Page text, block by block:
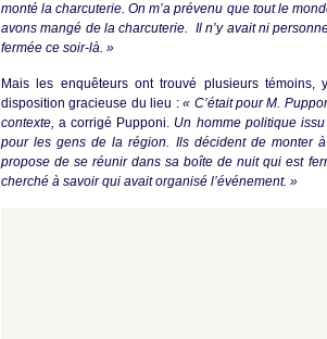
monté la charcuterie. On m’a prévenu que tout le
avons mangé de la charcuterie. Il n’y avait ni
fermée ce soir-là. »
Mais les enquêteurs ont trouvé plusieurs
disposition gracieuse du lieu :« C’était pour M.
contexte, a corrigé Pupponi. Un homme politique
pour les gens de la région. Ils décident de monter
propose de se réunir dans sa boîte de nuit qui est
cherché à savoir qui avait organisé l’événement. »